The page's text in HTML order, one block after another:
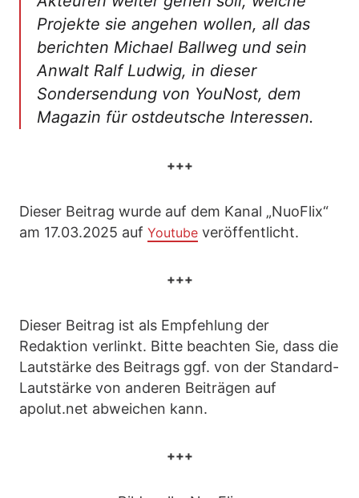
Projekte sie angehen wollen, all das
berichten Michael Ballweg und sein
Anwalt Ralf Ludwig, in dieser
Sondersendung von YouNost, dem
Magazin für ostdeutsche Interessen.
+++
Dieser Beitrag wurde auf dem Kanal „NuoFlix“
am 17.03.2025 auf Youtube veröffentlicht.
+++
Dieser Beitrag ist als Empfehlung der
Redaktion verlinkt. Bitte beachten Sie, dass die
Lautstärke des Beitrags ggf. von der Standard-
Lautstärke von anderen Beiträgen auf
apolut.net abweichen kann.
+++